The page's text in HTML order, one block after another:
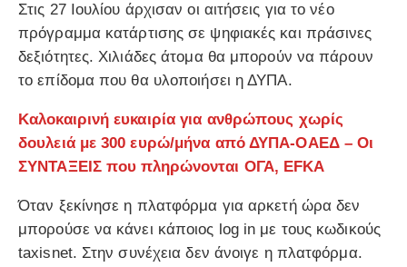
Στις 27 Ιουλίου άρχισαν οι αιτήσεις για το νέο
πρόγραμμα κατάρτισης σε ψηφιακές και πράσινες
δεξιότητες. Χιλιάδες άτομα θα μπορούν να πάρουν
το επίδομα που θα υλοποιήσει η ΔΥΠΑ.
Καλοκαιρινή ευκαιρία για ανθρώπους χωρίς
δουλειά με 300 ευρώ/μήνα από ΔΥΠΑ-ΟΑΕΔ – Οι
ΣΥΝΤΑΞΕΙΣ που πληρώνονται ΟΓΑ, EFKA
Όταν ξεκίνησε η πλατφόρμα για αρκετή ώρα δεν
μπορούσε να κάνει κάποιος log in με τους κωδικούς
taxisnet. Στην συνέχεια δεν άνοιγε η πλατφόρμα.